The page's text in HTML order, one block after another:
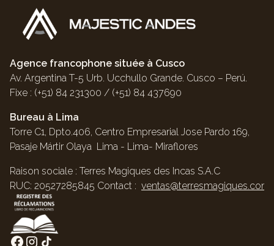
Agence francophone située à Cusco
Av. Argentina T-5 Urb. Ucchullo Grande. Cusco – Perú.
Fixe : (+51) 84 231300 / (+51) 84 437690
Bureau à Lima
Torre C1, Dpto.406, Centro Empresarial Jose Pardo 169,
Pasaje Mártir Olaya Lima - Lima- Miraflores
Raison sociale : Terres Magiques des Incas S.A.C
RUC: 20527285845 Contact : ventas@terresmagiques.com